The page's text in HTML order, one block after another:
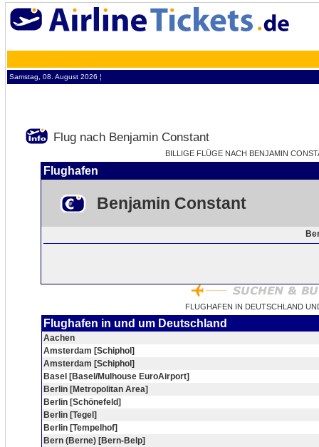
Samstag, 08. August 2026 ¦
Flug nach Benjamin Constant
BILLIGE FLÜGE NACH BENJAMIN
Flughafen
Benjamin Constant
FLUGHAFEN IN DEUTSCHLAND
Flughafen in und um Deutschland
Aachen
Amsterdam [Schiphol]
Amsterdam [Schiphol]
Basel [Basel/Mulhouse EuroAirport]
Berlin [Metropolitan Area]
Berlin [Schönefeld]
Berlin [Tegel]
Berlin [Tempelhof]
Bern (Berne) [Bern-Belp]